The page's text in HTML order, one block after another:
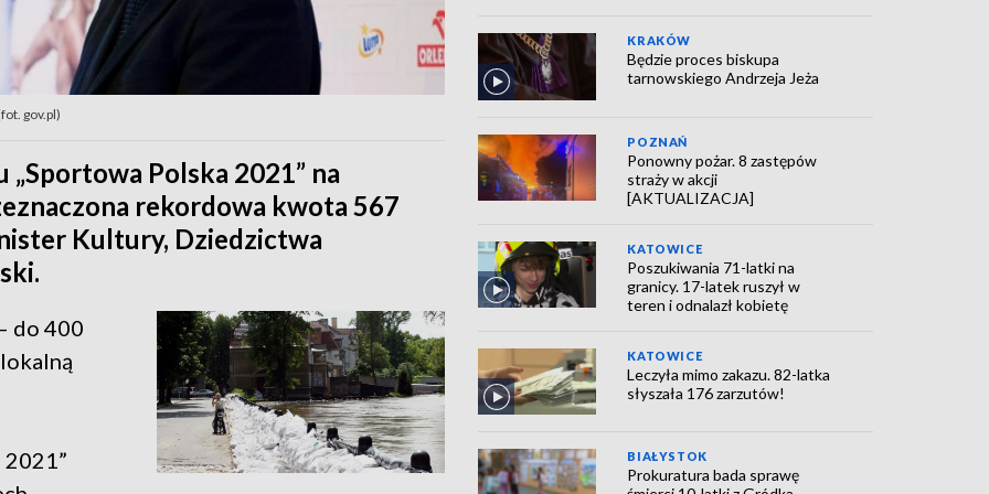
gov.pl)
Polska 2021” na
rekordowa kwota 567
Kultury, Dziedzictwa
do 400
2021”
KRAKÓW
Będzie proces biskupa
tarnowskiego Andrzeja Jeża
POZNAŃ
Ponowny pożar. 8 zastępów
straży w akcji
[AKTUALIZACJA]
KATOWICE
Poszukiwania 71-latki na
granicy. 17-latek ruszył w
teren i odnalazł kobietę
KATOWICE
Leczyła mimo zakazu. 82-latka
słyszała 176 zarzutów!
BIAŁYSTOK
Prokuratura bada sprawę